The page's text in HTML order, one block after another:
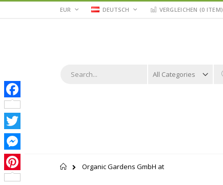
Zum
WÄHRUNG
EUR
STOREDEUTSCH VERGLEICHEN (0 ITEM)
Startseite
Organic Gardens GmbH at
Twitter
Messenger